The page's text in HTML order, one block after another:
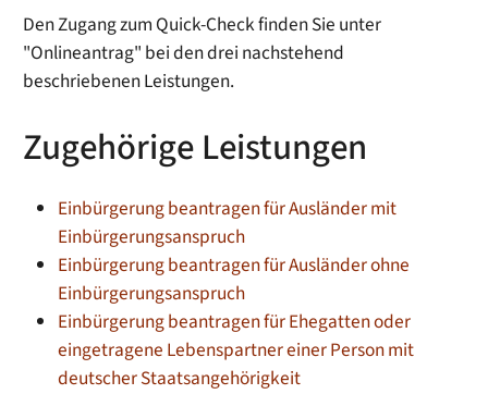
Den Zugang zum Quick-Check finden Sie unter
"Onlineantrag" bei den drei nachstehend
beschriebenen Leistungen.
Zugehörige Leistungen
Einbürgerung beantragen für Ausländer mit
Einbürgerungsanspruch
Einbürgerung beantragen für Ausländer ohne
Einbürgerungsanspruch
Einbürgerung beantragen für Ehegatten oder
eingetragene Lebenspartner einer Person mit
deutscher Staatsangehörigkeit